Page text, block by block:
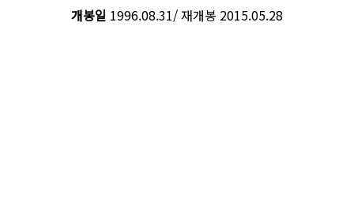
개봉일 1996.08.31/ 재개봉 2015.05.28